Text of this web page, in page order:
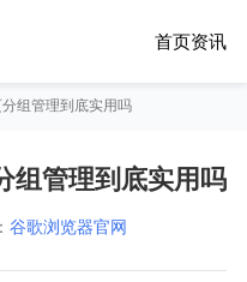
首页资讯
分组管理到底实用吗
组管理到底实用吗
谷歌浏览器官网